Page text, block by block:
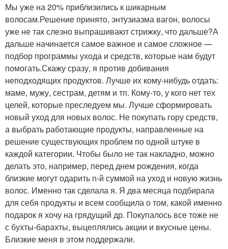
Мы уже на 20% приблизились к шикарным
волосам.Решение принято, энтузиазма вагон, волосы
уже не так слезно выпрашивают стрижку, что дальше?А
дальше начинается самое важное и самое сложное —
подбор программы ухода и средств, которые нам будут
помогать.Скажу сразу, я против добивания
неподходящих продуктов. Лучше их кому-нибудь отдать:
маме, мужу, сестрам, детям и тп. Кому-то, у кого нет тех
целей, которые преследуем мы. Лучше сформировать
новый уход для новых волос. Не покупать гору средств,
а выбрать работающие продукты, направленные на
решение существующих проблем по одной штуке в
каждой категории. Чтобы было не так накладно, можно
делать это, например, перед днем рождения, когда
близкие могут одарить n-й суммой на уход и новую жизнь
волос. Именно так сделала я. Я два месяца подбирала
для себя продукты и всем сообщила о том, какой именно
подарок я хочу на грядущий др. Покупалось все тоже не
с бухты-барахты, выцеплялись акции и вкусные цены.
Близкие меня в этом поддержали.